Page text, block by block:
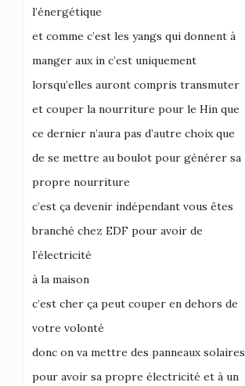
l’énergétique
et comme c’est les yangs qui donnent à
manger aux in c’est uniquement
lorsqu’elles auront compris transmuter
et couper la nourriture pour le Hin que
ce dernier n’aura pas d’autre choix que
de se mettre au boulot pour générer sa
propre nourriture
c’est ça devenir indépendant vous êtes
branché chez EDF pour avoir de
l’électricité
à la maison
c’est cher ça peut couper en dehors de
votre volonté
donc on va mettre des panneaux solaires
pour avoir sa propre électricité et à un